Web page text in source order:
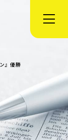
』優勝